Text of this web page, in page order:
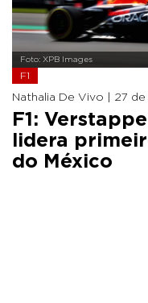
Foto: XPB Images
F1
Nathalia De Vivo | 27
F1:
lidera
do México